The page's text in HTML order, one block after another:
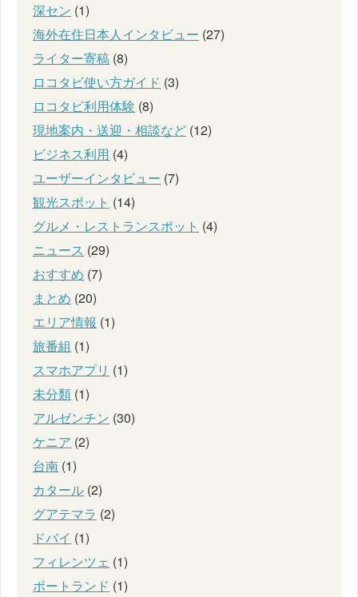
深セン (1)
海外在住日本人インタビュー (27)
ライター寄稿 (8)
ロコタビ使い方ガイド (3)
ロコタビ利用体験 (8)
現地案内・送迎・相談など (12)
ビジネス利用 (4)
ユーザーインタビュー (7)
観光スポット (14)
グルメ・レストランスポット (4)
ニュース (29)
おすすめ (7)
まとめ (20)
エリア情報 (1)
旅番組 (1)
スマホアプリ (1)
未分類 (1)
アルゼンチン (30)
ケニア (2)
台南 (1)
カタール (2)
グアテマラ (2)
ドバイ (1)
フィレンツェ (1)
ポートランド (1)